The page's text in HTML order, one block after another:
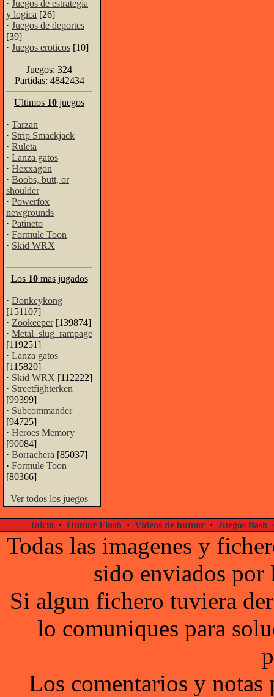
· Juegos de estrategia
y logica [26]
· Juegos de deportes
[39]
· Juegos eroticos [10]
Juegos: 324
Partidas: 4842434
Ultimos 10 juegos
· Tarzan
· Strip Smackjack
· Ruleta
· Lanza gatos
· Hexxagon
· Boobs, butt, or
shoulder
· Powerfox
newgrounds
· Patineto
· Formule Toon
· Skid WRX
Los 10mas jugados
· Donkeykong
[151107]
· Zookeeper[139874]
· Metal_slug_rampage
[119251]
· Lanza gatos
[115820]
· Skid WRX [112222]
· Streetfighterken
[99399]
· Subcommander
[94725]
· Heroes Memory
[90084]
· Borrachera [85037]
· Formule Toon
[80366]
Ver todos los juegos
Inicio · Humor Flash · Videos de humor · Juegos flash
Todas las imagenes y
sido enviados por
Si algun fichero tuviera
lo comuniques para
Los comentarios y notas